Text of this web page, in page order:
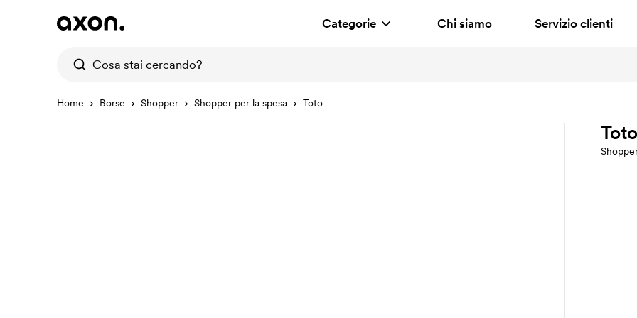
Categorie Chi siamo Servizio clienti
Home Borse Shopper Shopper per la spesa Toto
Toto